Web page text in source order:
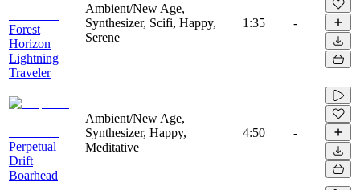
Forest
Horizon
Lightning
Traveler
Ambient/New Age,
Synthesizer, Scifi, Happy,
Serene
1:35 -
Perpetual
Drift
Boarhead
Ambient/New Age,
Synthesizer, Happy,
Meditative
4:50 -